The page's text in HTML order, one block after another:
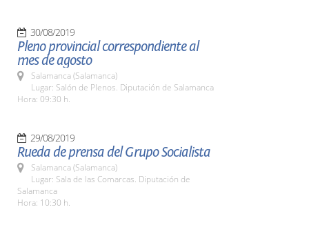
30/08/2019
Pleno provincial correspondiente al
mes de agosto
Salamanca (Salamanca)
Lugar: Salón de Plenos. Diputación de Salamanca
Hora: 09:30 h.
29/08/2019
Rueda de prensa del Grupo Socialista
Salamanca (Salamanca)
Lugar: Sala de las Comarcas. Diputación de
Salamanca
Hora: 10:30 h.